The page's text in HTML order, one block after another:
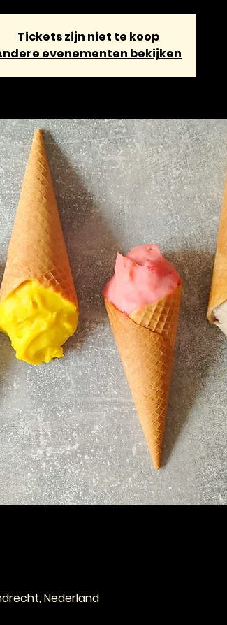
Tickets zijn niet te koop
evenementen bekijken
Nederland